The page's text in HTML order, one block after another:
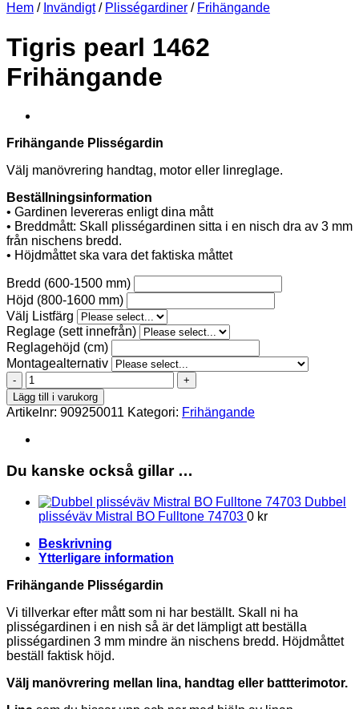
Hem / Invändigt / Plisségardiner / Frihängande
Tigris pearl 1462
Frihängande
Frihängande Plisségardin
Välj manövrering handtag, motor eller linreglage.
Beställningsinformation
• Gardinen levereras enligt dina mått
• Breddmått: Skall plisségardinen sitta i en nisch dra av 3 mm
från nischens bredd.
• Höjdmåttet ska vara det faktiska måttet
Bredd (600-1500 mm)
Höjd (800-1600 mm)
Välj Listfärg
Reglage (sett innefrån)
Reglagehöjd (cm)
Montagealternativ
Tigris
pearl
1462
Frihängande
mängd
Lägg till i varukorg
Artikelnr: 909250011 Kategori: Frihängande
Du kanske också gillar …
Dubbel
plisséväv Mistral BO Fulltone 74703 0 kr
Beskrivning
Ytterligare information
Frihängande Plisségardin
Vi tillverkar efter mått som ni har beställt. Skall ni ha
plisségardinen i en nish så är det lämpligt att beställa
plisségardinen 3 mm mindre än nischens bredd. Höjdmåttet
beställ faktisk höjd.
Välj manövrering mellan lina, handtag eller battterimotor.